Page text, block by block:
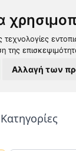
της
Αλλαγή των
Κατηγορίες